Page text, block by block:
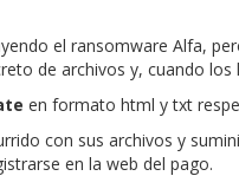
el ransomware Alfa,
de archivos y, cuando los
en formato html y txt
con sus archivos y
en la web del pago.